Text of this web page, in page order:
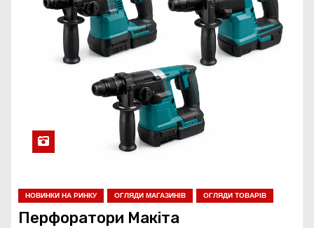
НОВИНКИ НА РИНКУ ОГЛЯДИ МАГАЗИНІВ ОГЛЯДИ ТОВАРІВ
Перфоратори Макіта